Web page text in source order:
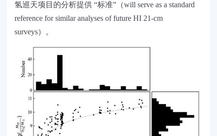
氢巡天项目的分析提供 “标准” （will serve as a standard
reference for similar analyses of future HI 21-cm
surveys）。